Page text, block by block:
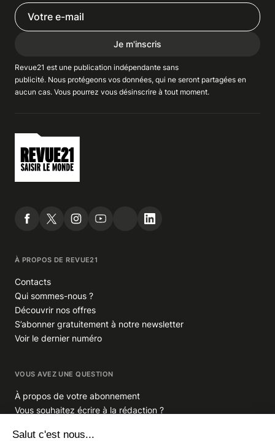
Je m'inscris
Revue21 est une publication indépendante sans
publicité. Nous protégeons vos données, qui ne seront partagées en
aucun cas. Vous pourrez vous désinscrire à tout moment.
À PROPOS DE REVUE21
Contacts
Qui sommes-nous ?
Découvrir nos offres
S’abonner gratuitement à notre newsletter
Voir le dernier numéro
VOUS AVEZ UNE QUESTION
À propos de votre abonnement
Vous souhaitez écrire à la rédaction ?